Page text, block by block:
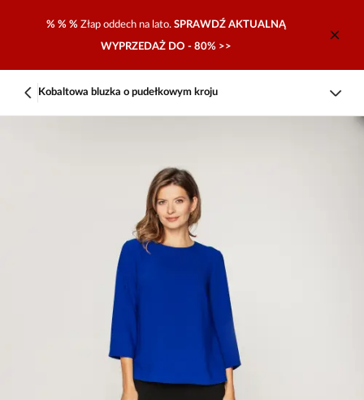
% % % Złap oddech na lato. SPRAWDŹ AKTUALNĄ
WYPRZEDAŻ DO - 80% >>
Kobaltowa bluzka o pudełkowym kroju